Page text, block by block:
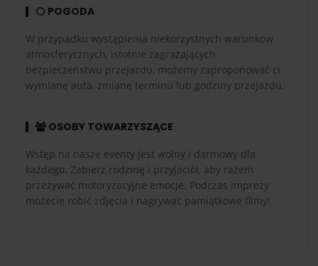
POGODA
W przypadku wystąpienia niekorzystnych warunków
atmosferycznych, istotnie zagrażających
bezpieczeństwu przejazdu, możemy zaproponować ci
wymianę auta, zmianę terminu lub godziny przejazdu.
OSOBY TOWARZYSZĄCE
Wstęp na nasze eventy jest wolny i darmowy dla
każdego. Zabierz rodzinę i przyjaciół, aby razem
przeżywać motoryzacyjne emocje. Podczas imprezy
możecie robić zdjęcia i nagrywać pamiątkowe filmy!